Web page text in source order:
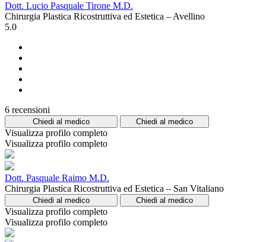
Dott. Lucio Pasquale Tirone M.D.
Chirurgia Plastica Ricostruttiva ed Estetica – Avellino
5.0
6 recensioni
Chiedi al medico Chiedi al medico
Visualizza profilo completo
Visualizza profilo completo
Dott. Pasquale Raimo M.D.
Chirurgia Plastica Ricostruttiva ed Estetica – San Vitaliano
Chiedi al medico Chiedi al medico
Visualizza profilo completo
Visualizza profilo completo